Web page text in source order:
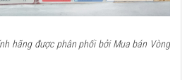
hãng được phân phối bởi Mua bán Vòng